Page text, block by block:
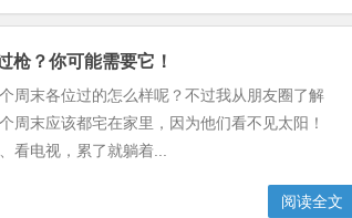
枪？你可能需要它！
周末各位过的怎么样呢？不过我从朋友圈了解
周末应该都宅在家里，因为他们看不见太阳！
看电视，累了就躺着...
阅读全文